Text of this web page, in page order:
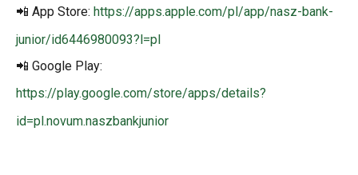
📲 App Store: https://apps.apple.com/pl/app/nasz-bank-
junior/id6446980093?l=pl
📲 Google Play:
https://play.google.com/store/apps/details?
id=pl.novum.naszbankjunior